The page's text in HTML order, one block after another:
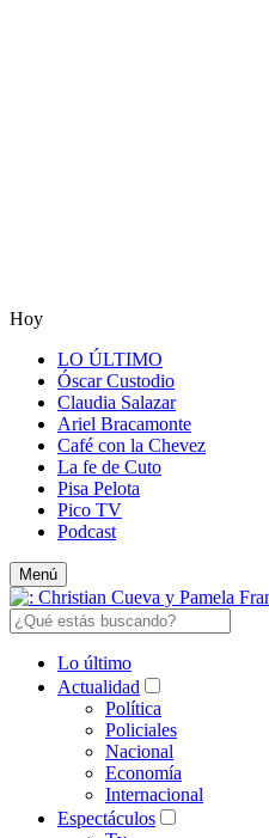
Hoy
LO ÚLTIMO
Óscar Custodio
Claudia Salazar
Ariel Bracamonte
Café con la Chevez
La fe de Cuto
Pisa Pelota
Pico TV
Podcast
Menú
Lo último
Actualidad
Política
Policiales
Nacional
Economía
Internacional
Espectáculos